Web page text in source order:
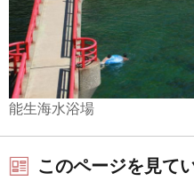
能生海水浴場
このページを見て